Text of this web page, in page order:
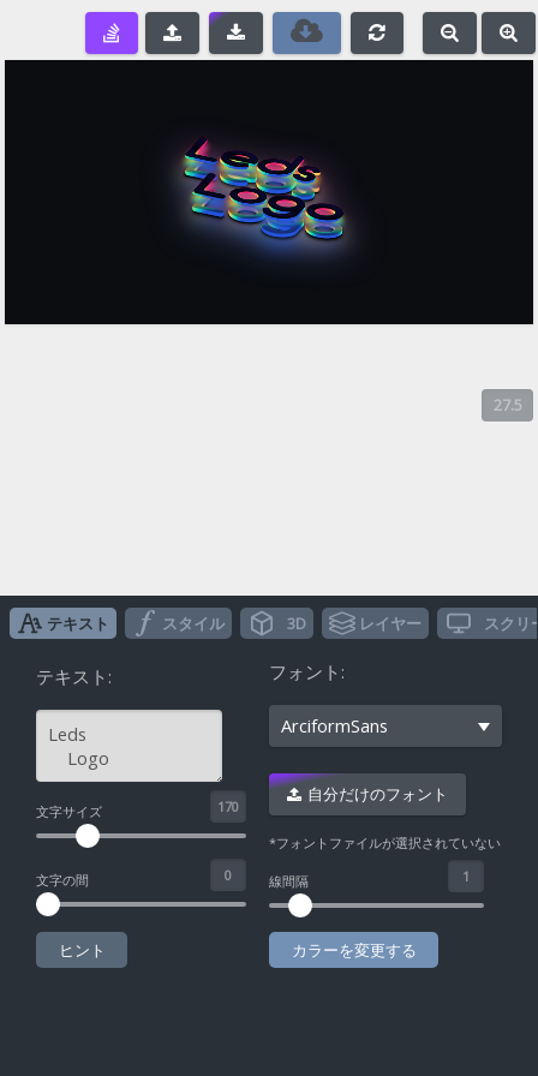
テキスト スタイル 3D レイヤー スクリ
テキスト:
文字サイズ
文字の間
ヒント
フォント:
ArciformSans
^ 自分だけのフォント
*フォントファイルが選択されていない
線間隔
カラーを変更する
e - +